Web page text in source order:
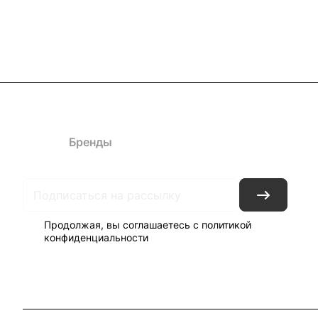
Бренды
Продолжая, вы соглашаетесь с политикой
конфиденциальности